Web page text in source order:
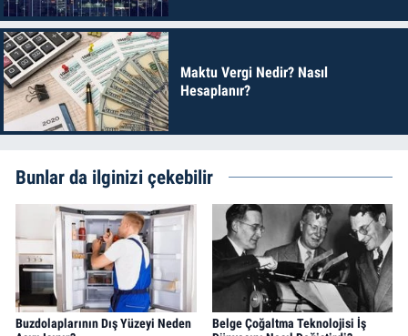
Maktu Vergi Nedir? Nasıl
Hesaplanır?
Bunlar da ilginizi çekebilir
Buzdolaplarının Dış Yüzeyi Neden
Belge Çoğaltma Teknolojisi İş